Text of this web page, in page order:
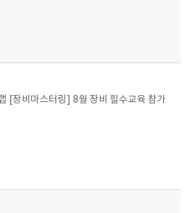
[장비마스터링] 8월 장비 필수교육 참가